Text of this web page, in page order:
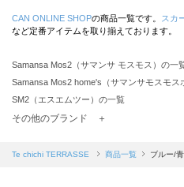
CAN ONLINE SHOPの商品一覧です。 スカ
など定番アイテムを取り揃えております。
Samansa Mos2（サマンサ モスモス）の一
Samansa Mos2 home's（サマンサモスモス
SM2（エスエムツー）の一覧
TSUHARU by Samansa Mos2（ツハルバイ
Samansa Mos2 blue（サマンサモスモス ブ
その他のブランド ＋
Te chichi TERRASSE 商品一覧 ブルー/